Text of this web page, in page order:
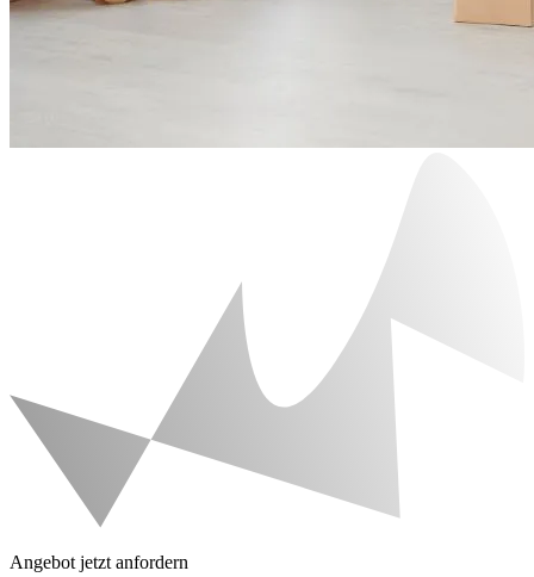
Angebot jetzt anfordern